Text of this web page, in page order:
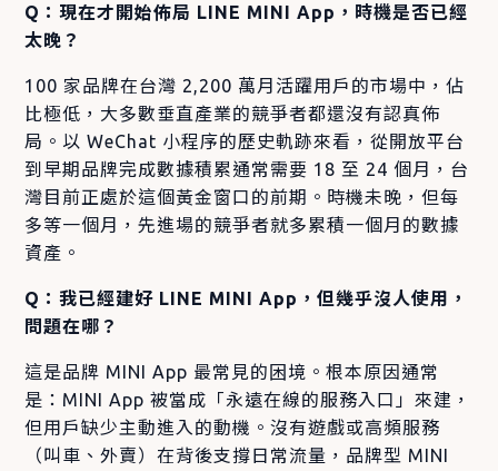
Q：現在才開始佈局 LINE MINI App，時機是否已經
太晚？
100 家品牌在台灣 2,200 萬月活躍用戶的市場中，佔
比極低，大多數垂直產業的競爭者都還沒有認真佈
局。以 WeChat 小程序的歷史軌跡來看，從開放平台
到早期品牌完成數據積累通常需要 18 至 24 個月，台
灣目前正處於這個黃金窗口的前期。時機未晚，但每
多等一個月，先進場的競爭者就多累積一個月的數據
資產。
Q：我已經建好 LINE MINI App，但幾乎沒人使用，
問題在哪？
這是品牌 MINI App 最常見的困境。根本原因通常
是：MINI App 被當成「永遠在線的服務入口」來建，
但用戶缺少主動進入的動機。沒有遊戲或高頻服務
（叫車、外賣）在背後支撐日常流量，品牌型 MINI